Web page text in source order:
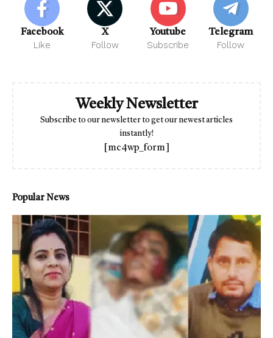
Facebook
Like
X
Follow
Youtube
Subscribe
Telegram
Follow
Weekly Newsletter
Subscribe to our newsletter to get our newest articles
instantly!
[mc4wp_form]
Popular News